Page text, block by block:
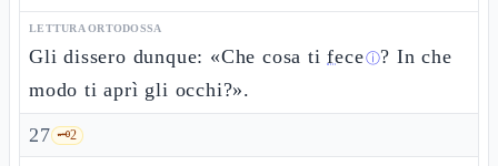
LETTURA ORTODOSSA
Gli dissero dunque: «Che cosa tifeceⓘ? In che
modo ti aprì gli occhi?».
27 🗝️2